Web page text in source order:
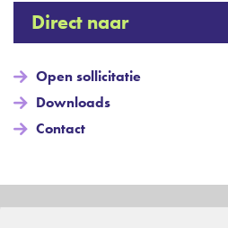
Direct naar
Open sollicitatie
Downloads
Contact